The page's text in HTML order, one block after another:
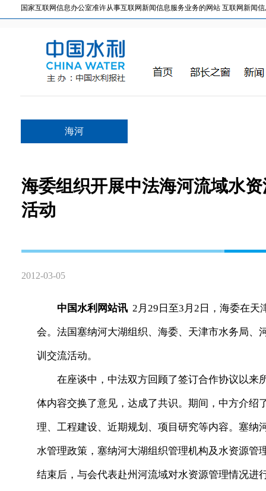
国家互联网信息办公室准许从事互联网新闻信息服务业务的网站 互联网新闻信
海河
海委组织开展中法海河流域水
活动
2012-03-05
中国水利网站讯 2月29日至3月2日，海委在天
会。法国塞纳河大湖组织、海委、天津市水务局、
训交流活动。
在座谈中，中法双方回顾了签订合作协议以来
体内容交换了意见，达成了共识。期间，中方介
理、工程建设、近期规划、项目研究等内容。塞纳
水管理政策，塞纳河大湖组织管理机构及水资源
结束后，与会代表赴州河流域对水资源管理情况进